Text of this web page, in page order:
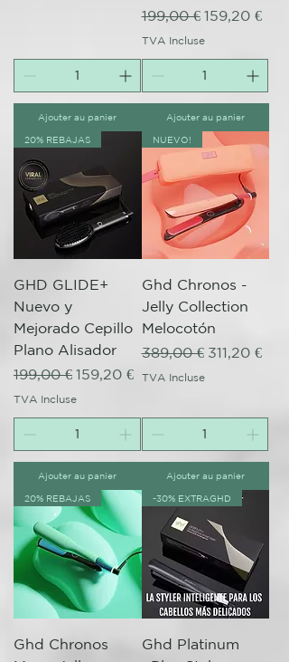
Ajouter au panier
Prix original
199,00 € Prix
159,20 €
TVA Incluse
Ajouter au panier
20% REBAJAS
GHD GLIDE+
Nuevo y
Mejorado Cepillo
Plano Alisador
Prix original
199,00 € Prix promotionnel
159,20 €
TVA Incluse
Ajouter au panier
NUEVO!
Ghd Chronos -
Jelly Collection
Melocotón
Prix original
389,00 € Prix
311,20 €
TVA Incluse
Ajouter au panier
20% REBAJAS
Ghd Chronos
-30% EXTRAGHD
Ghd Platinum